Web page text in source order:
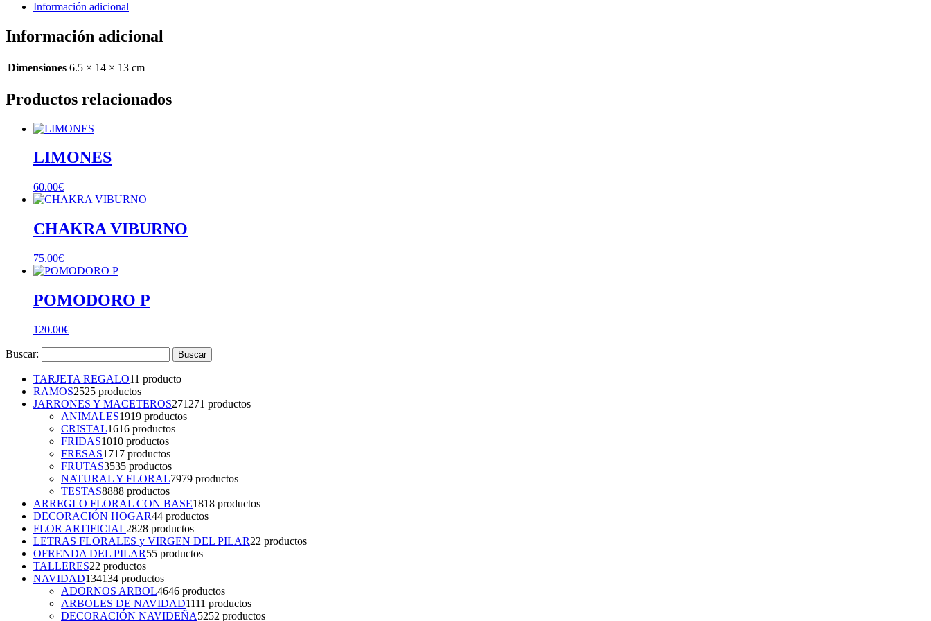
Información adicional
Información adicional
Dimensiones 6.5 × 14 × 13 cm
Productos relacionados
LIMONES
60.00€
CHAKRA VIBURNO
75.00€
POMODORO P
120.00€
Buscar:
TARJETA REGALO11 producto
RAMOS2525 productos
JARRONES Y MACETEROS271 271 productos
ANIMALES1919 productos
CRISTAL1616 productos
FRIDAS1010 productos
FRESAS1717 productos
FRUTAS3535 productos
NATURAL Y FLORAL7979 productos
TESTAS8888 productos
ARREGLO FLORAL CON BASE1818 productos
DECORACIÓN HOGAR44 productos
FLOR ARTIFICIAL2828 productos
LETRAS FLORALES y VIRGEN DEL PILAR22 productos
OFRENDA DEL PILAR55 productos
TALLERES22 productos
NAVIDAD134134 productos
ADORNOS ARBOL4646 productos
ARBOLES DE NAVIDAD1111 productos
DECORACIÓN NAVIDEÑA5252 productos